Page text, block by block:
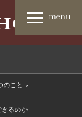
のこと
›
きるのか